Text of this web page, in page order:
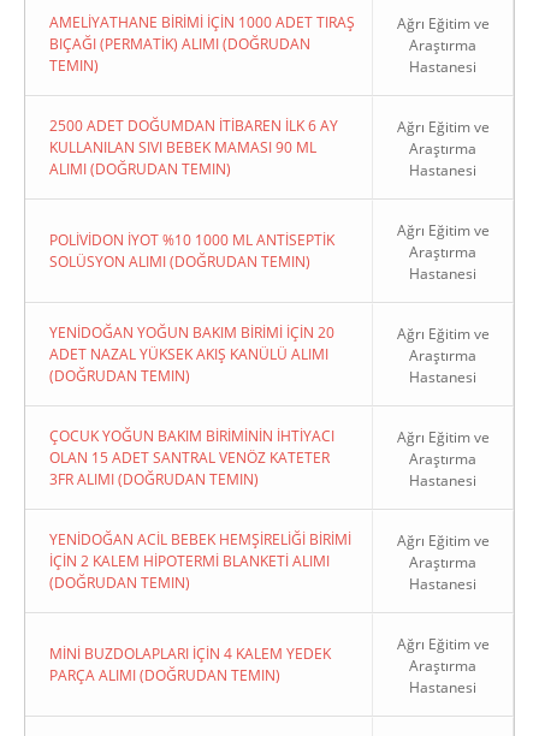
AMELİYATHANE BİRİMİ İÇİN 1000 ADET TIRAŞ
BIÇAĞI (PERMATİK) ALIMI (DOĞRUDAN
TEMIN)
Ağrı Eğitim ve
Araştırma
Hastanesi
2500 ADET DOĞUMDAN İTİBAREN İLK 6 AY
KULLANILAN SIVI BEBEK MAMASI 90 ML
ALIMI (DOĞRUDAN TEMIN)
Ağrı Eğitim ve
Araştırma
Hastanesi
POLİVİDON İYOT %10 1000 ML ANTİSEPTİK
SOLÜSYON ALIMI (DOĞRUDAN TEMIN)
Ağrı Eğitim ve
Araştırma
Hastanesi
YENİDOĞAN YOĞUN BAKIM BİRİMİ İÇİN 20
ADET NAZAL YÜKSEK AKIŞ KANÜLÜ ALIMI
(DOĞRUDAN TEMIN)
Ağrı Eğitim ve
Araştırma
Hastanesi
ÇOCUK YOĞUN BAKIM BİRİMİNİN İHTİYACI
OLAN 15 ADET SANTRAL VENÖZ KATETER
3FR ALIMI (DOĞRUDAN TEMIN)
Ağrı Eğitim ve
Araştırma
Hastanesi
YENİDOĞAN ACİL BEBEK HEMŞİRELİĞİ BİRİMİ
İÇİN 2 KALEM HİPOTERMİ BLANKETİ ALIMI
(DOĞRUDAN TEMIN)
Ağrı Eğitim ve
Araştırma
Hastanesi
MİNİ BUZDOLAPLARI İÇİN 4 KALEM YEDEK
PARÇA ALIMI (DOĞRUDAN TEMIN)
Ağrı Eğitim ve
Araştırma
Hastanesi